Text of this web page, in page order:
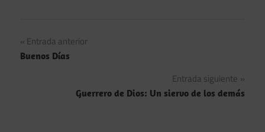
Navegación
de
entradas
Entrada anterior
Buenos Días
Entrada siguiente
Guerrero de Dios: Un siervo de los demás